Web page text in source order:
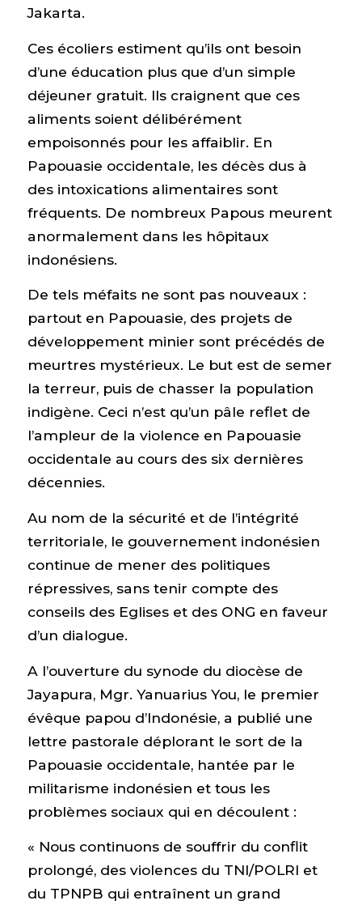
Jakarta.
Ces écoliers estiment qu’ils ont besoin
d’une éducation plus que d’un simple
déjeuner gratuit. Ils craignent que ces
aliments soient délibérément
empoisonnés pour les affaiblir. En
Papouasie occidentale, les décès dus à
des intoxications alimentaires sont
fréquents. De nombreux Papous meurent
anormalement dans les hôpitaux
indonésiens.
De tels méfaits ne sont pas nouveaux :
partout en Papouasie, des projets de
développement minier sont précédés de
meurtres mystérieux. Le but est de semer
la terreur, puis de chasser la population
indigène. Ceci n’est qu’un pâle reflet de
l’ampleur de la violence en Papouasie
occidentale au cours des six dernières
décennies.
Au nom de la sécurité et de l’intégrité
territoriale, le gouvernement indonésien
continue de mener des politiques
répressives, sans tenir compte des
conseils des Eglises et des ONG en faveur
d’un dialogue.
A l’ouverture du synode du diocèse de
Jayapura, Mgr. Yanuarius You, le premier
évêque papou d’Indonésie, a publié une
lettre pastorale déplorant le sort de la
Papouasie occidentale, hantée par le
militarisme indonésien et tous les
problèmes sociaux qui en découlent :
« Nous continuons de souffrir du conflit
prolongé, des violences du TNI/POLRI et
du TPNPB qui entraînent un grand